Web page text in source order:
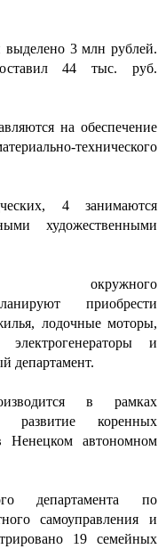
3 млн рублей.
44 тыс. руб.
на обеспечение
технического
4 занимаются
художественными
приобрести
лодочные моторы,
и
департамент.
в рамках
развитие коренных
Ненецком автономном
департамента по
самоуправления и
19 семейных